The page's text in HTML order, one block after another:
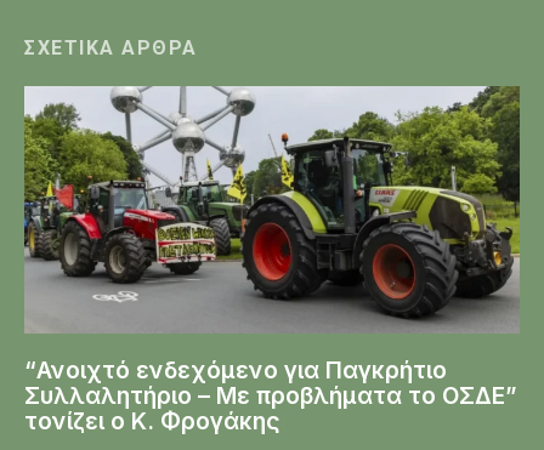
ΣΧΕΤΙΚΆ ΆΡΘΡΑ
“Ανοιχτό ενδεχόμενο για Παγκρήτιο
Συλλαλητήριο – Με προβλήματα το ΟΣΔΕ”
τονίζει ο Κ. Φρογάκης